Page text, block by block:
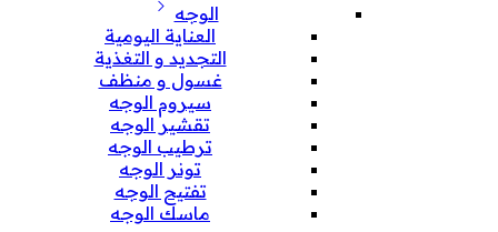
الوجه
العناية اليومية
التجديد و التغذية
غسول و منظف
سيروم الوجه
تقشير الوجه
ترطيب الوجه
تونر الوجه
تفتيح الوجه
ماسك الوجه